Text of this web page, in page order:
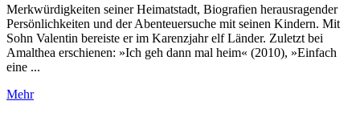
Merkwürdigkeiten seiner Heimatstadt, Biografien herausragender
Persönlichkeiten und der Abenteuersuche mit seinen Kindern. Mit
Sohn Valentin bereiste er im Karenzjahr elf Länder. Zuletzt bei
Amalthea erschienen: »Ich geh dann mal heim« (2010), »Einfach
eine ...
Mehr